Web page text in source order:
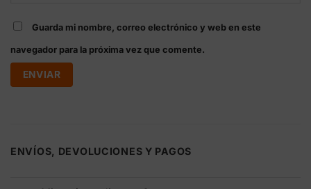
Guarda mi nombre, correo electrónico y web en este
navegador para la próxima vez que comente.
ENVÍOS, DEVOLUCIONES Y PAGOS